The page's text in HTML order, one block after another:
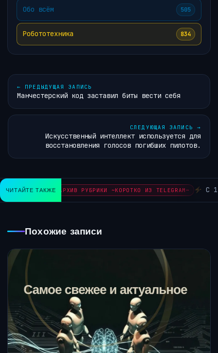
Обо всём 505
Робототехника 834
← ПРЕДЫДУЩАЯ ЗАПИСЬ
Манчестерский код заставил биты вести себя
СЛЕДУЮЩАЯ ЗАПИСЬ →
Искусственный интеллект используется для
восстановления голосов погибших пилотов.
ЧИТАЙТЕ ТАКЖЕАРХИВ РУБРИКИ ~КОРОТКО ИЗ TELEGRAM~ С 1
Похожие записи